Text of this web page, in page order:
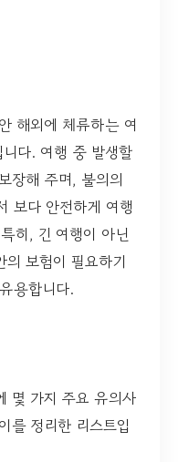
해외에 체류하는 여
다. 여행 중 발생할
장해 주며, 불의의
보다 안전하게 여행
히, 긴 여행이 아닌
보험이 필요하기
용합니다.
몇 가지 주요 유의사
를 정리한 리스트입